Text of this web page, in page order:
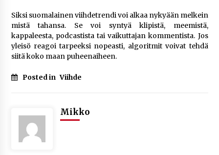
Siksi suomalainen viihdetrendi voi alkaa nykyään melkein
mistä tahansa. Se voi syntyä klipistä, meemistä,
kappaleesta, podcastista tai vaikuttajan kommentista. Jos
yleisö reagoi tarpeeksi nopeasti, algoritmit voivat tehdä
siitä koko maan puheenaiheen.
Posted in Viihde
Mikko